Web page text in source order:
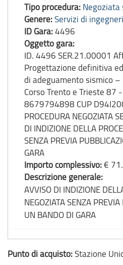
Tipo procedura: Negoziata
Genere:Servizi di
ID Gara:4496
Oggetto gara:
ID. 4496 SER.21.00001
Progettazione definitiva
di adeguamento sismico –
Corso Trento e Trieste 87 -
8679794898 CUP
PROCEDURA NEGOZIATA
DI INDIZIONE DELLA
SENZA PREVIA
GARA
Importo complessivo:€
Descrizione generale:
AVVISO DI INDIZIONE
NEGOZIATA SENZA
UN BANDO DI GARA
Punto di acquisto:Stazione